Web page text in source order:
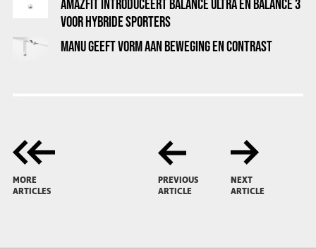
AMAZFIT INTRODUCEERT BALANCE ULTRA EN BALANCE 3
VOOR HYBRIDE SPORTERS
MANU GEEFT VORM AAN BEWEGING EN CONTRAST
MORE
ARTICLES
PREVIOUS
ARTICLE
NEXT
ARTICLE